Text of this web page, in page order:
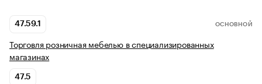
47.59.1 ОСНОВНОЙ
Торговля розничная мебелью в специализированных
магазинах
47.5